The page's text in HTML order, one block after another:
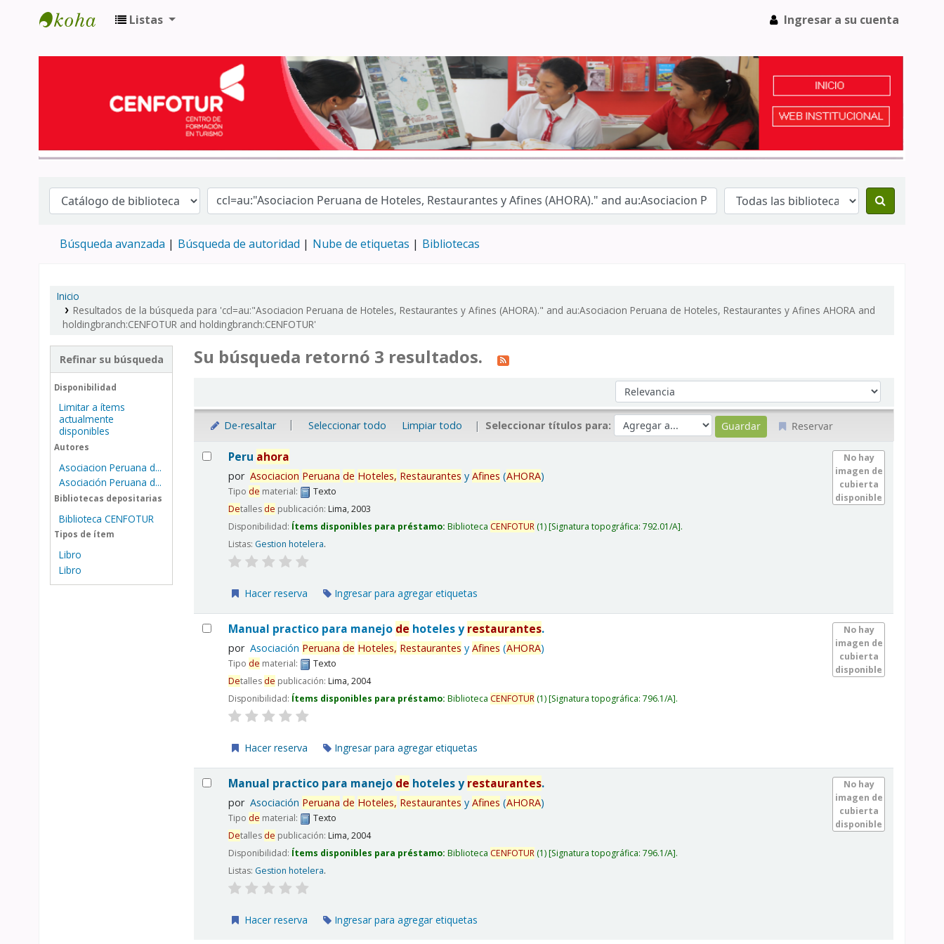
Listas Ingresar a su cuenta
Búsqueda avanzada Búsqueda de autoridad Nube de etiquetas Bibliotecas
Inicio
Resultados de la búsqueda para 'ccl=au:"Asociacion Peruana de Hoteles, Restaurantes y Afines (AHORA)." and au:Asociacion Peruana de Hoteles, Restaurantes y Afines AHORA and
holdingbranch:CENFOTUR and holdingbranch:CENFOTUR'
Refinar su búsqueda
Disponibilidad
Limitar a ítems
actualmente
disponibles
Autores
Asociacion Peruana d...
Asociación Peruana d...
Bibliotecas depositarias
Biblioteca CENFOTUR
Tipos de ítem
Libro
Libro
Su búsqueda retornó 3 resultados.
Ordenar por:
De-resaltar Seleccionar todo Limpiar todo Seleccionar títulos para: Reservar
Resultados
No hay
imagen de
cubierta
disponible
Peru ahora
por Asociacion Peruana de Hoteles, Restaurantes y Afines (AHORA)
Tipo de material:
Texto
Detalles de publicación:Lima,2003
Disponibilidad: Ítems disponibles para préstamo:Biblioteca CENFOTUR (1) Signatura topográfica:792.01/A .
Listas: Gestion hotelera.
Hacer reserva Ingresar para agregar etiquetas
No hay
imagen de
cubierta
disponible
Manual practico para manejo de hoteles yrestaurantes.
por Asociación Peruana de Hoteles, Restaurantes y Afines (AHORA)
Tipo de material:
Texto
Detalles de publicación:Lima,2004
Disponibilidad: Ítems disponibles para préstamo:Biblioteca CENFOTUR (1) Signatura topográfica:796.1/A .
Hacer reserva Ingresar para agregar etiquetas
No hay
imagen de
cubierta
disponible
Manual practico para manejo de hoteles yrestaurantes.
por Asociación Peruana de Hoteles, Restaurantes y Afines (AHORA)
Tipo de material:
Texto
Detalles de publicación:Lima,2004
Disponibilidad: Ítems disponibles para préstamo:Biblioteca CENFOTUR (1) Signatura topográfica:796.1/A .
Listas: Gestion hotelera.
Hacer reserva Ingresar para agregar etiquetas